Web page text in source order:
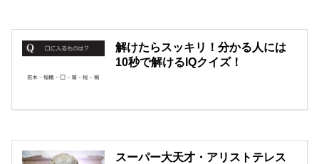
解けたらスッキリ！分かる人には
10秒で解けるIQクイズ！
スーパー大天才・アリストテレス